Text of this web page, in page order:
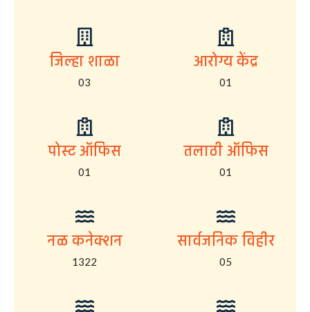
जिल्हा शाळा
03
आरोग्य केंद्र
01
पोस्ट ऑफिस
01
तलाठी ऑफिस
01
नळ कनेक्शन
1322
सार्वजनिक विहीर
05